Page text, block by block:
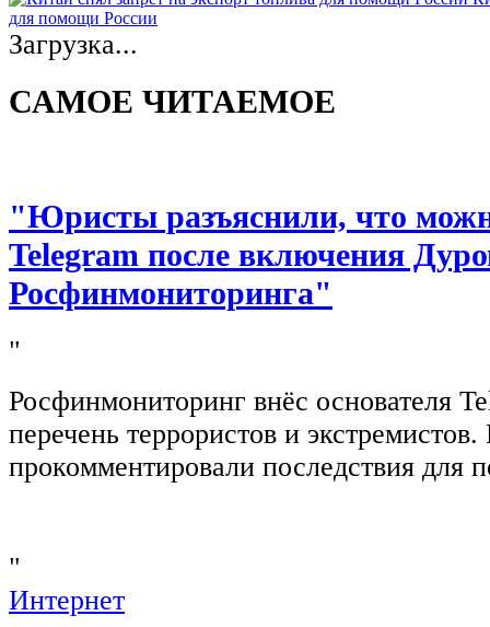
для помощи России
Загрузка...
САМОЕ ЧИТАЕМОЕ
"Юристы разъяснили, что
Telegram после включения
Росфинмониторинга"
"
Росфинмониторинг внёс основателя
перечень террористов и
прокомментировали последствия для
"
Интернет